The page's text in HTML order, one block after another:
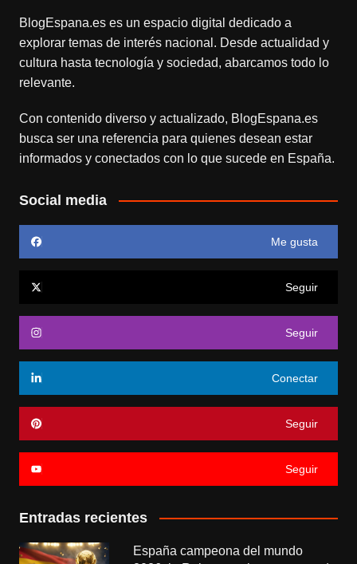
BlogEspana.eses un espacio digital dedicado a
explorar temas de interés nacional. Desde actualidad y
cultura hasta tecnología y sociedad, abarcamos todo lo
relevante.
Con contenido diverso y actualizado, BlogEspana.es
busca ser una referencia para quienes desean estar
informados y conectados con lo que sucede en España.
Social media
Me gusta
Seguir
Seguir
Conectar
Seguir
Seguir
Entradas recientes
España campeona del mundo